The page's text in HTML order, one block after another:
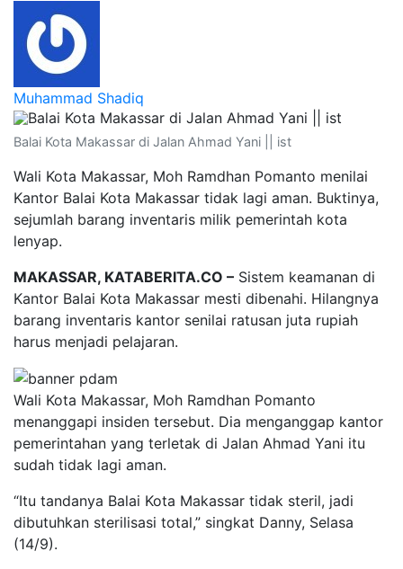
Muhammad Shadiq
Balai Kota Makassar di Jalan Ahmad Yani || ist
Wali Kota Makassar, Moh Ramdhan Pomanto menilai
Kantor Balai Kota Makassar tidak lagi aman. Buktinya,
sejumlah barang inventaris milik pemerintah kota
lenyap.
MAKASSAR, KATABERITA.CO – Sistem keamanan di
Kantor Balai Kota Makassar mesti dibenahi. Hilangnya
barang inventaris kantor senilai ratusan juta rupiah
harus menjadi pelajaran.
Wali Kota Makassar, Moh Ramdhan Pomanto
menanggapi insiden tersebut. Dia menganggap kantor
pemerintahan yang terletak di Jalan Ahmad Yani itu
sudah tidak lagi aman.
“Itu tandanya Balai Kota Makassar tidak steril, jadi
dibutuhkan sterilisasi total,” singkat Danny, Selasa
(14/9).